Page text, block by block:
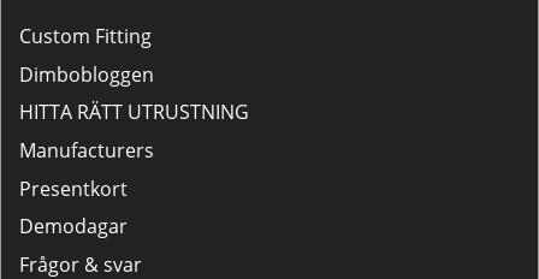
Custom Fitting
Dimbobloggen
HITTA RÄTT UTRUSTNING
Manufacturers
Presentkort
Demodagar
Frågor & svar